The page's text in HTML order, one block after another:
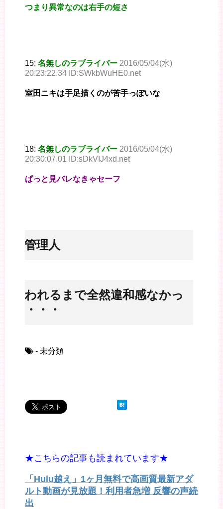
つまり異常なのは右手の短さ
15: 名無しのラブライバー 2016/05/04(水)
20:23:22.34 ID:SWkbWuHE0.net
室田ニキは手足描くのが苦手っぽいな
18: 名無しのラブライバー 2016/05/04(水)
20:30:07.01 ID:sDkVIJ4xd.net
ぱっと見バレなきゃセーフ
※管理人
言われるまで全然違和感なかっ
た・・・
- 未分類
★こちらの記事も読まれています★
「Hulu越え」1ヶ月無料で高画質最新アダ
ルト動画が見放題！利用者急増 反響の声続
出